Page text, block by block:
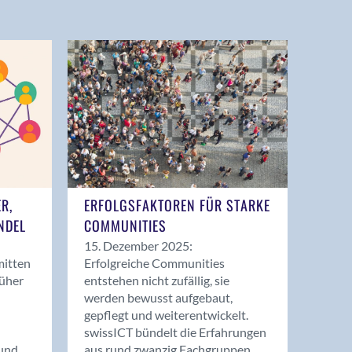
ERFOLGSFAKTOREN FÜR STARKE
COMMUNITIES
15. Dezember 2025:
Erfolgreiche Communities
entstehen nicht zufällig, sie
werden bewusst aufgebaut,
gepflegt und weiterentwickelt.
swissICT bündelt die Erfahrungen